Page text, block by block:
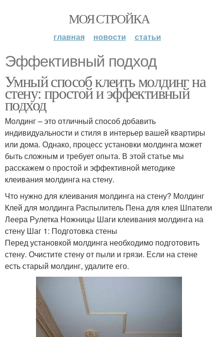
МОЯ СТРОЙКА
главная новости статьи
Эффективный подход
Умный способ клеить молдинг на
стену: простой и эффективный
подход
Молдинг – это отличный способ добавить
индивидуальности и стиля в интерьер вашей квартиры
или дома. Однако, процесс установки молдинга может
быть сложным и требует опыта. В этой статье мы
расскажем о простой и эффективной методике
клеивания молдинга на стену.
Что нужно для клеивания молдинга на стену? Молдинг
Клей для молдинга Распылитель Пена для клея Шпатели
Леера Рулетка Ножницы Шаги клеивания молдинга на
стену Шаг 1: Подготовка стены
Перед установкой молдинга необходимо подготовить
стену. Очистите стену от пыли и грязи. Если на стене
есть старый молдинг, удалите его.